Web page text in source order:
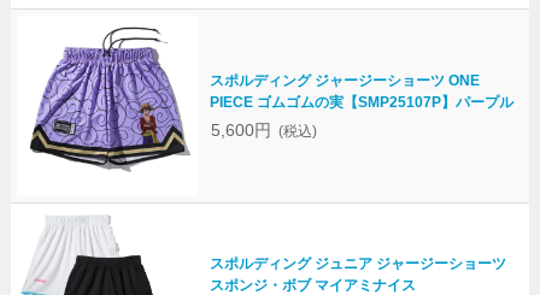
スポルディング ジャージーショーツ ONE
PIECE ゴムゴムの実【SMP25107P】パープル
5,600円 (税込)
スポルディング ジュニア ジャージーショーツ
スポンジ・ボブ マイアミナイス